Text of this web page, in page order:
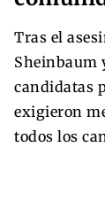
Tras el
Sheinbaum
candidatas
exigieron
todos los